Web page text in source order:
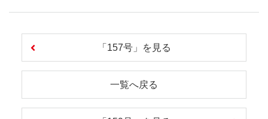
「157号」を見る
一覧へ戻る